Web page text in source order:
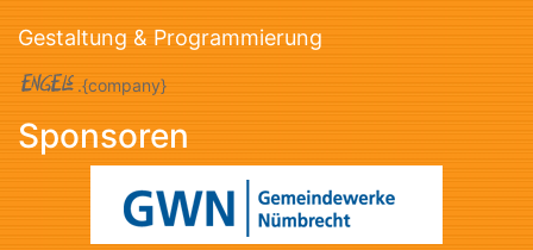
Gestaltung & Programmierung
.{company}
Sponsoren